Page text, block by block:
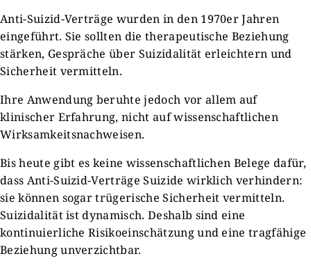
Anti-Suizid-Verträge wurden in den 1970er Jahren
eingeführt. Sie sollten die therapeutische Beziehung
stärken, Gespräche über Suizidalität erleichtern und
Sicherheit vermitteln.
Ihre Anwendung beruhte jedoch vor allem auf
klinischer Erfahrung, nicht auf wissenschaftlichen
Wirksamkeitsnachweisen.
Bis heute gibt es keine wissenschaftlichen Belege dafür,
dass Anti-Suizid-Verträge Suizide wirklich verhindern:
sie können sogar trügerische Sicherheit vermitteln.
Suizidalität ist dynamisch. Deshalb sind eine
kontinuierliche Risikoeinschätzung und eine tragfähige
Beziehung unverzichtbar.